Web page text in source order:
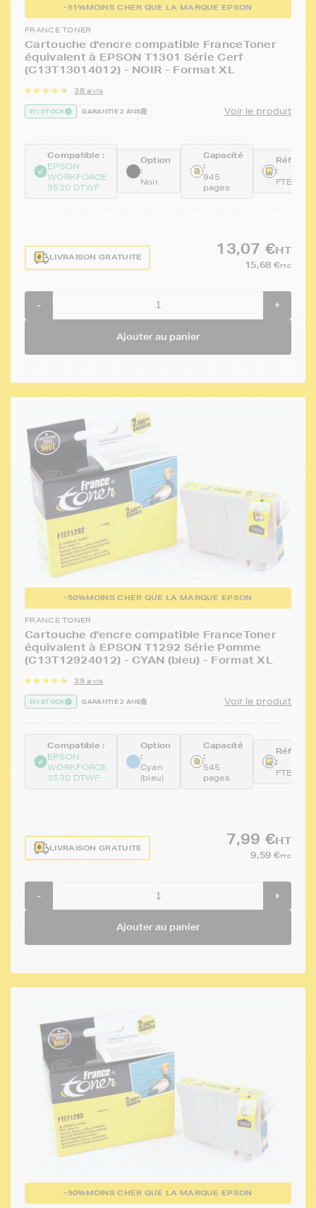
-51%MOINS CHER QUE LA MARQUE EPSON
FRANCE TONER
Cartouche d'encre compatible FranceToner
équivalent à EPSON T1301 Série Cerf
(C13T13014012) - NOIR - Format XL
38 avis
EN STOCK GARANTIE 2 ANS Voir le produit
Compatible :
EPSON
WORKFORCE
3530 DTWF
Option
:
Noir
Capacité
:
945
pages
:
LIVRAISON GRATUITE
13,07 €HT
15,68 €TTC
- +
Ajouter au panier
-50%MOINS CHER QUE LA MARQUE EPSON
FRANCE TONER
Cartouche d'encre compatible FranceToner
équivalent à EPSON T1292 Série Pomme
(C13T12924012) - CYAN (bleu) - Format XL
39 avis
EN STOCK GARANTIE 2 ANS Voir le produit
Compatible :
EPSON
WORKFORCE
3530 DTWF
Option
:
Cyan
(bleu)
Capacité
:
545
pages
:
LIVRAISON GRATUITE
7,99 €HT
9,59 €TTC
- +
Ajouter au panier
-50%MOINS CHER QUE LA MARQUE EPSON